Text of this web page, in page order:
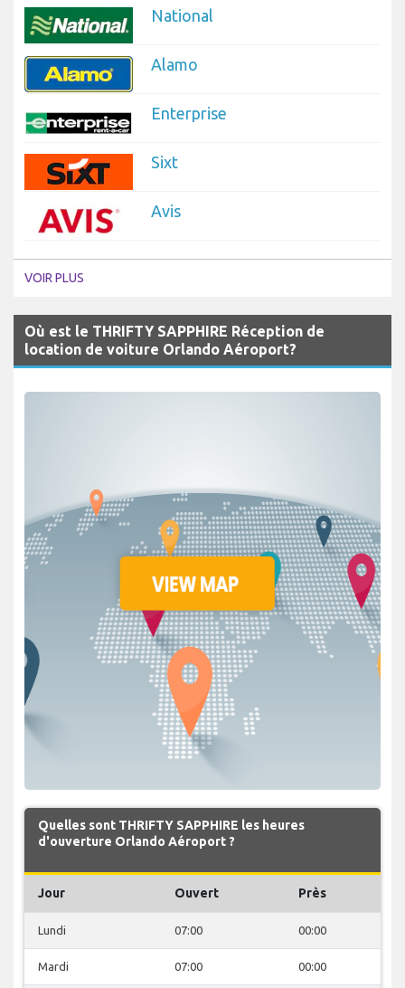
National
Alamo
Enterprise
Sixt
Avis
VOIR PLUS
Où est le THRIFTY SAPPHIRE Réception de
location de voiture Orlando Aéroport?
Quelles sont THRIFTY SAPPHIRE les heures
d'ouverture Orlando Aéroport ?
Jour Ouvert Près
Lundi 07:00 00:00
Mardi 07:00 00:00